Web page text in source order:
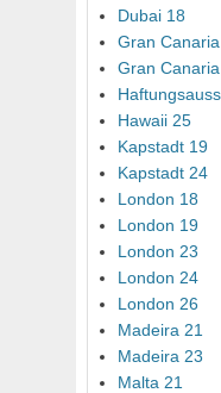
Dubai 18
Gran
Gran Canaria
Hawaii 25
Kapstadt 19
Kapstadt 24
London 18
London 19
London 23
London 24
London 26
Madeira 21
Madeira 23
Malta 21